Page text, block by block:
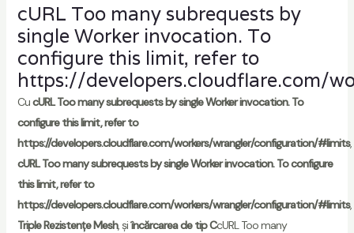
cURL Too many subrequests by
single Worker invocation. To
configure this limit, refer to
https://developers.cloudflare.com/
CucURL Too many subrequests by single Worker invocation. To
configure this limit, refer to
https://developers.cloudflare.com/workers/wrangler/configuration/#limits,
cURL Too many subrequests by single Worker invocation. To configure
this limit, refer to
https://developers.cloudflare.com/workers/wrangler/configuration/#limits,
Triple Rezistențe Mesh, șiîncărcarea de tip CcURL Too many